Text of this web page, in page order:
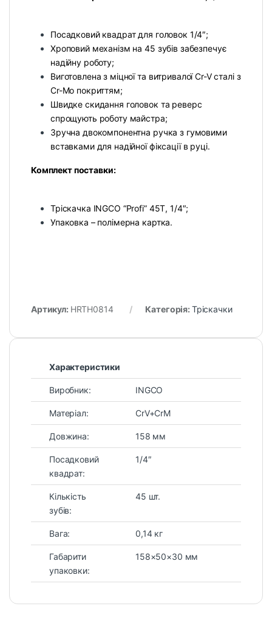
Посадковий квадрат для головок 1/4″;
Хроповий механізм на 45 зубів забезпечує
надійну роботу;
Виготовлена з міцної та витривалої Cr-V сталі з
Cr-Mo покриттям;
Швидке скидання головок та реверс
спрощують роботу майстра;
Зручна двокомпонентна ручка з гумовими
вставками для надійної фіксації в руці.
Комплект поставки:
Тріскачка INGCO “Profi” 45T, 1/4″;
Упаковка – полімерна картка.
Артикул: HRTH0814 Категорія: Тріскачки
Характеристики
Виробник: INGCO
Матеріал: CrV+CrM
Довжина: 158 мм
Посадковий
квадрат:
1/4″
Кількість
зубів:
45 шт.
Вага: 0,14 кг
Габарити
упаковки:
158×50×30 мм